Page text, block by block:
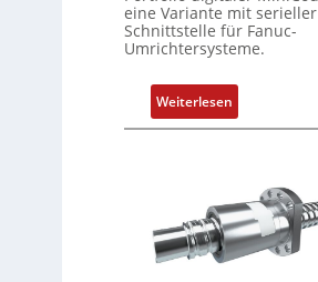
P
o
t
s
m
e
eine Variante mit serieller
Schnittstelle für Fanuc-
Umrichtersysteme.
Weiterlesen:
D
g
e
b